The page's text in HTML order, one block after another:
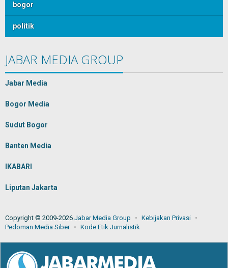
bogor
politik
JABAR MEDIA GROUP
Jabar Media
Bogor Media
Sudut Bogor
Banten Media
IKABARI
Liputan Jakarta
Copyright © 2009-2026 Jabar Media Group
Kebijakan Privasi
Pedoman Media Siber
Kode Etik Jurnalistik